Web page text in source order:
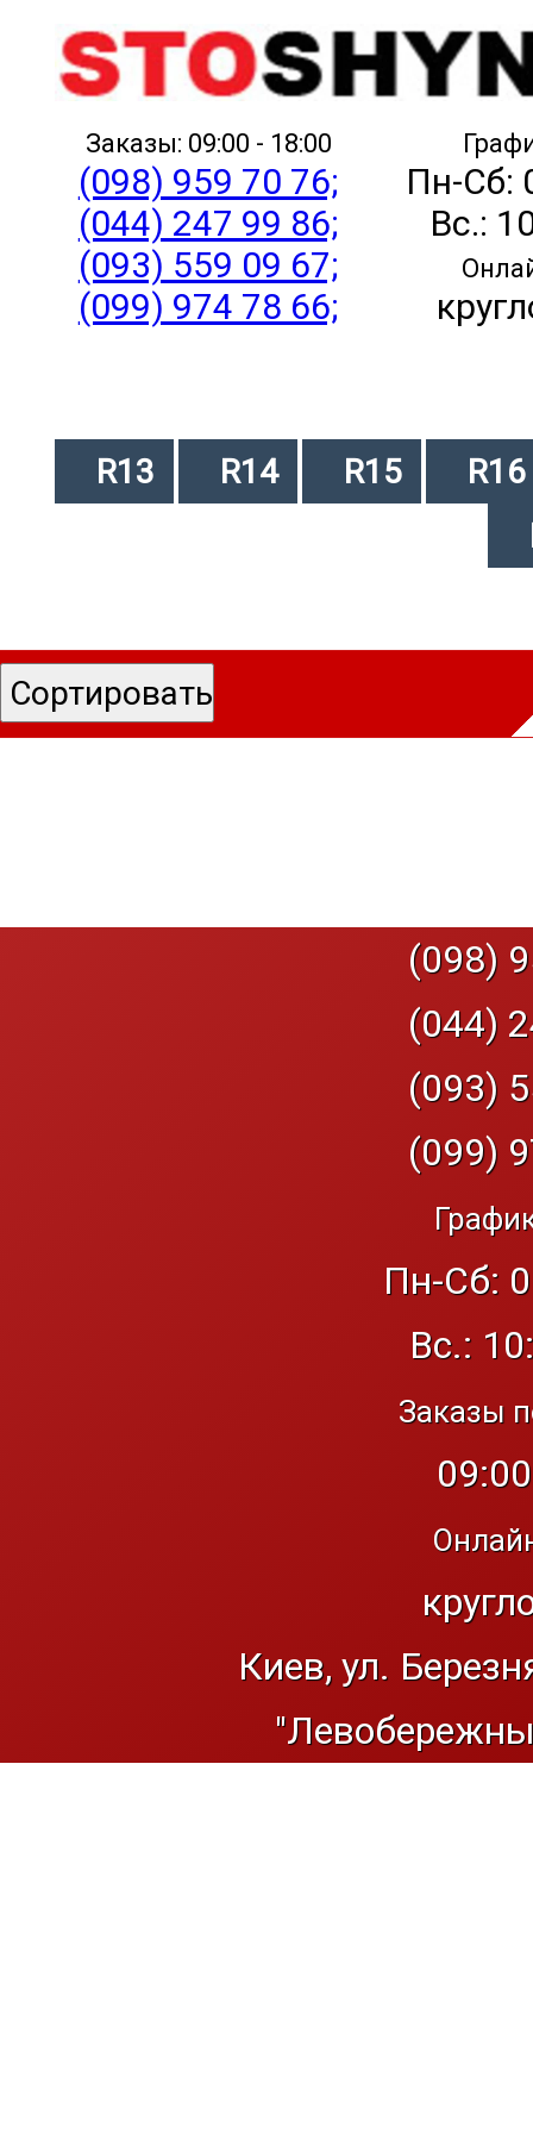
Заказы: 09:00 - 18:00
(098) 959 70 76;
(044) 247 99 86;
(093) 559 09 67;
(099) 974 78 66;
Пн-Сб:
Вс.:
R13 R14 R15
R16
(098)
(044)
(093)
(099)
Пн-Сб:
Вс.:
Заказы
Киев, ул.